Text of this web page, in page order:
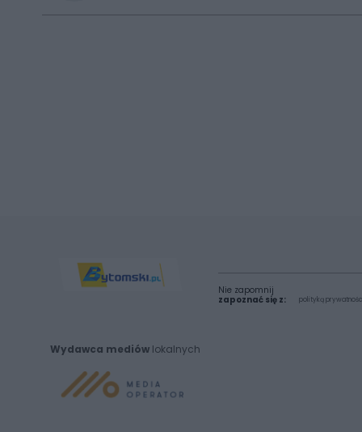
Wydawca mediów lokalnych
Nie zapomnij
zapoznać się z:
polityką